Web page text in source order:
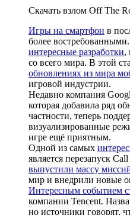
Скачать взлом Off The
Игры на смартфон в
более
интересные разработки,
со всего мира. В этой
обновлениях из мира
игровой индустрии.
Недавно компания
которая добавила ряд
частности, теперь
визуализированные
игре ещё приятным.
Одной из самых
является перезапуск
выпустили массу
мир и внедрили новые
Интересным событием
компании Tencent.
но источники говорят,